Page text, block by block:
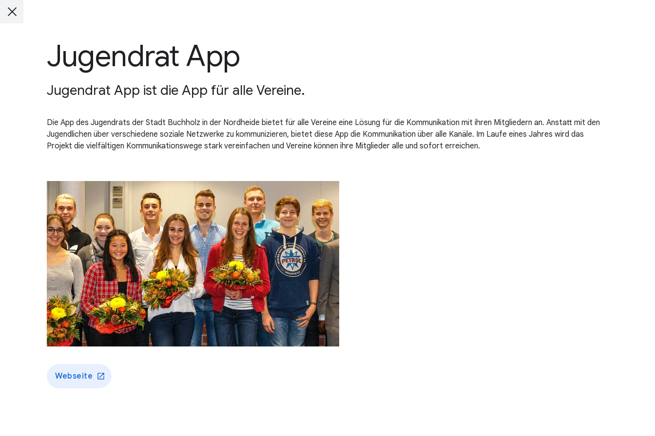
Jugendrat App
Jugendrat App ist die App für alle Vereine.
Die App des Jugendrats der Stadt Buchholz in der Nordheide bietet für alle Vereine eine Lösung für die Kommunikation mit ihren Mitgliedern an. Anstatt mit den
Jugendlichen über verschiedene soziale Netzwerke zu kommunizieren, bietet diese App die Kommunikation über alle Kanäle. Im Laufe eines Jahres wird das
Projekt die vielfältigen Kommunikationswege stark vereinfachen und Vereine können ihre Mitglieder alle und sofort erreichen.
Webseite